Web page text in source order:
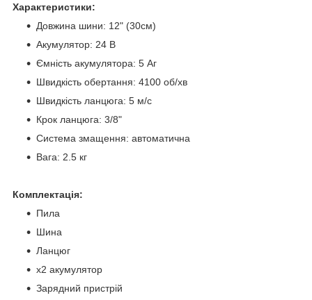
Характеристики:
Довжина шини: 12" (30см)
Акумулятор: 24 В
Ємність акумулятора: 5 Аг
Швидкість обертання: 4100 об/хв
Швидкість ланцюга: 5 м/с
Крок ланцюга: 3/8"
Система змащення: автоматична
Вага: 2.5 кг
Комплектація:
Пила
Шина
Ланцюг
х2 акумулятор
Зарядний пристрій